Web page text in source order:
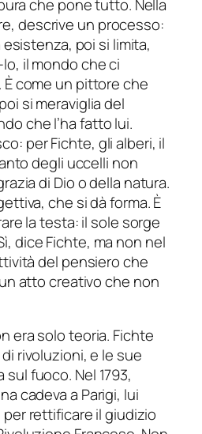
che pone tutto. Nella
descrive un processo:
esistenza, poi si limita,
il mondo che ci
È come un pittore che
si meraviglia del
che l’ha fatto lui.
per Fichte, gli alberi, il
degli uccelli non
di Dio o della natura.
che si dà forma. È
la testa: il sole sorge
dice Fichte, ma non nel
del pensiero che
atto creativo che non
era solo teoria. Fichte
rivoluzioni, e le sue
fuoco. Nel 1793,
cadeva a Parigi, lui
rettificare il giudizio